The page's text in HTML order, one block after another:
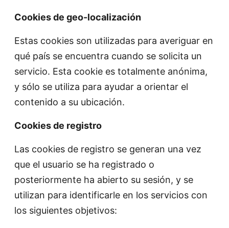
Cookies de geo-localización
Estas cookies son utilizadas para averiguar en
qué país se encuentra cuando se solicita un
servicio. Esta cookie es totalmente anónima,
y sólo se utiliza para ayudar a orientar el
contenido a su ubicación.
Cookies de registro
Las cookies de registro se generan una vez
que el usuario se ha registrado o
posteriormente ha abierto su sesión, y se
utilizan para identificarle en los servicios con
los siguientes objetivos: